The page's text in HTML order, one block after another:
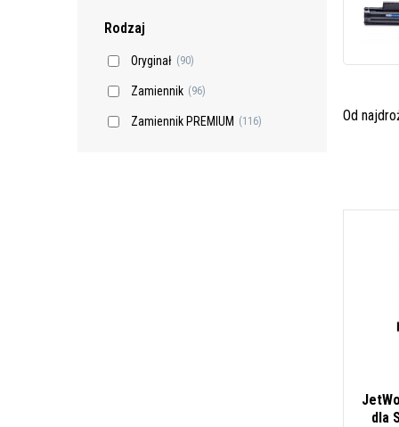
Rodzaj
Oryginał (90)
Zamiennik (96)
Zamiennik PREMIUM (116)
Od
dla